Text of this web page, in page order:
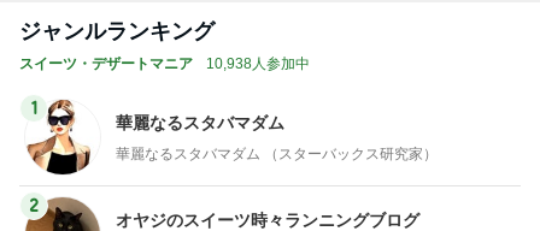
ジャンルランキング
スイーツ・デザートマニア 10,938人参加中
1
華麗なるスタバマダム
華麗なるスタバマダム （スターバックス研究家）
2
オヤジのスイーツ時々ランニングブログ